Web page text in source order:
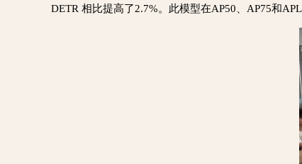
DETR 相比提高了2.7%。此模型在AP50、AP75和